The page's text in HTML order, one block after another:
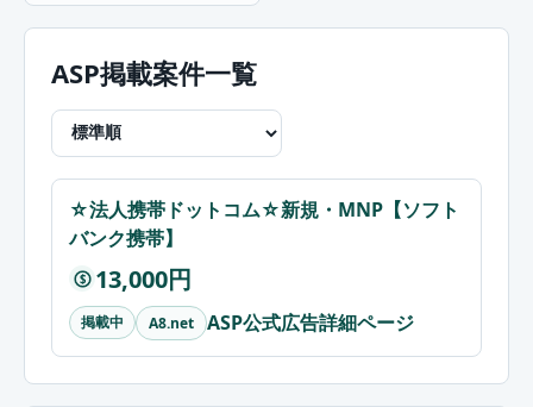
ASP掲載案件一覧
☆法人携帯ドットコム☆新規・MNP【ソフト
バンク携帯】
$ 13,000円
掲載中 A8.net ASP公式広告詳細ページ